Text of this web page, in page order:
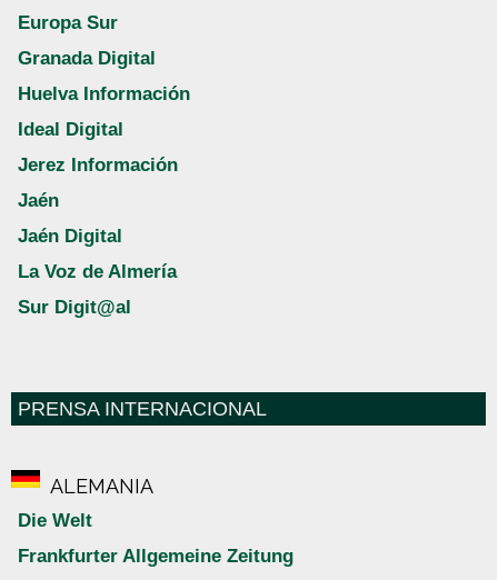
Europa Sur
Granada Digital
Huelva Información
Ideal Digital
Jerez Información
Jaén
Jaén Digital
La Voz de Almería
Sur Digit@al
PRENSA INTERNACIONAL
ALEMANIA
Die Welt
Frankfurter Allgemeine Zeitung